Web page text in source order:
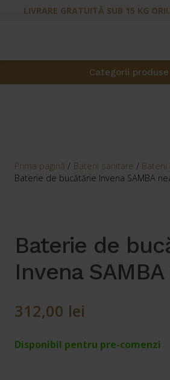
LIVRARE GRATUITĂ SUB 15 KG
Categorii produse
Prima pagină / Baterii sanitare / Baterii
Baterie de bucătărie Invena SAMBA
Baterie de
Invena
312,00 lei
Disponibil pentru pre-comenzi